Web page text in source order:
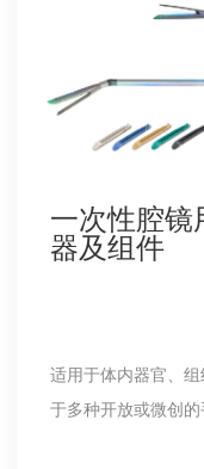
一次性腔镜
器及组件
适用于体内器官、
于多种开放或微创的